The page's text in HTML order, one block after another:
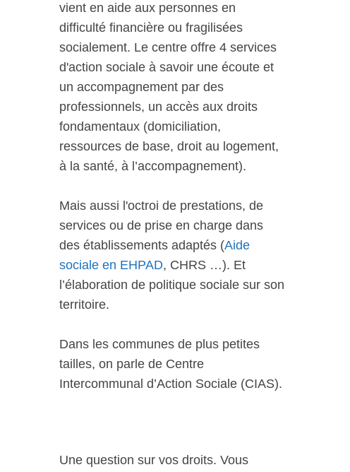
vient en aide aux personnes en
difficulté financière ou fragilisées
socialement. Le centre offre 4 services
d'action sociale à savoir une écoute et
un accompagnement par des
professionnels, un accès aux droits
fondamentaux (domiciliation,
ressources de base, droit au logement,
à la santé, à l’accompagnement).
Mais aussi l'octroi de prestations, de
services ou de prise en charge dans
des établissements adaptés (Aide
sociale en EHPAD, CHRS …). Et
l’élaboration de politique sociale sur son
territoire.
Dans les communes de plus petites
tailles, on parle de Centre
Intercommunal d’Action Sociale (CIAS).
Une question sur vos droits. Vous